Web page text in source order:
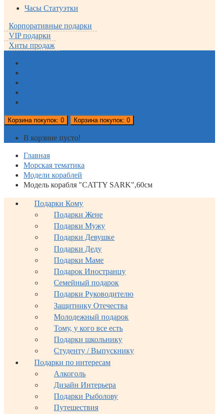
Часы Статуэтки
Корпоративные подарки
VIP подарки
Хиты продаж
Корзинапокупок: 0 Корзинапокупок: 0
В корзине пусто!
Главная
Морская тематика
Модели кораблей
Модель корабля "CATTY SARK",60см
Подарки Кому
Подарки Жене
Подарки Мужу
Подарки Девушке
Подарки Деду
Подарки Маме
Подарок Иностранцу
Семейный подарок
Подарки Руководителю
Защитнику Отечества
Молодежный подарок
Тому, у кого все есть
Подарки школьнику
Студенту / Выпускнику
Подарки по интересам
Алкоголь
Дизайн Интерьера
Подарки Рыболову
Путешествия